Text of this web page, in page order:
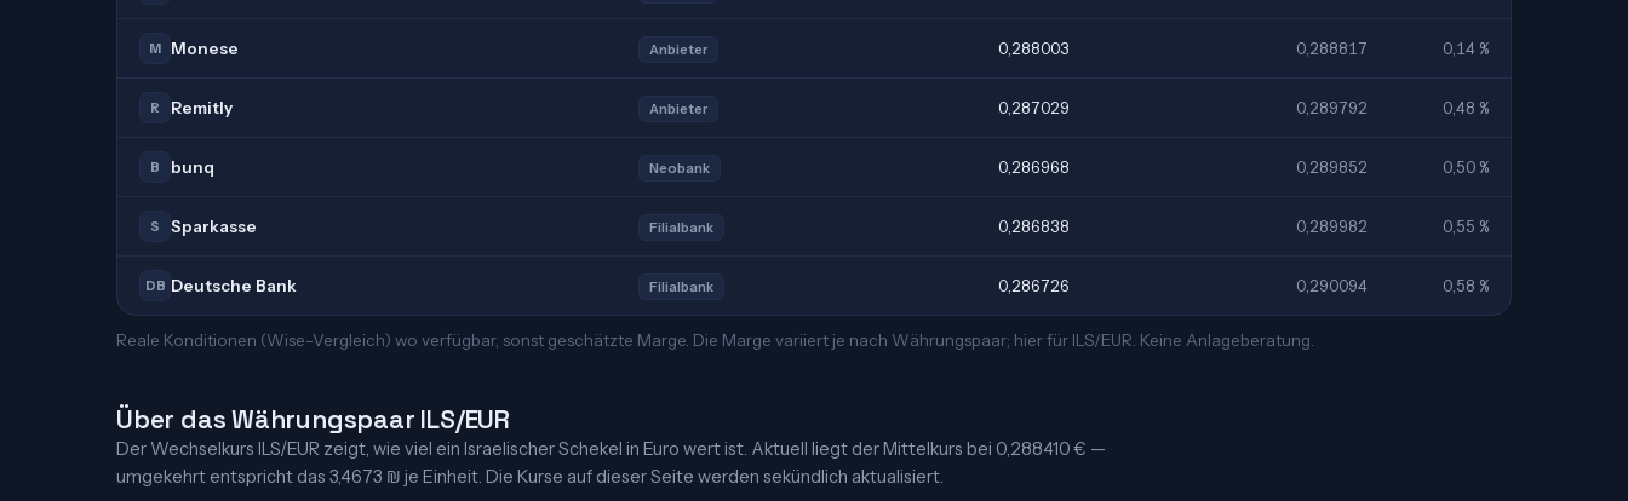
M Monese Anbieter 0,288003 0,288817 0,14 %
R Remitly Anbieter 0,287029 0,289792 0,48 %
B bunq Neobank 0,286968 0,289852 0,50 %
S Sparkasse Filialbank 0,286838 0,289982 0,55 %
DB Deutsche Bank Filialbank 0,286726 0,290094 0,58 %
Reale Konditionen (Wise-Vergleich) wo verfügbar, sonst geschätzte Marge. Die Marge variiert je nach Währungspaar; hier für ILS/EUR. Keine Anlageberatung.
Über das Währungspaar ILS/EUR
Der Wechselkurs ILS/EUR zeigt, wie viel ein Israelischer Schekel in Euro wert ist. Aktuell liegt der Mittelkurs bei 0,288410 € —
umgekehrt entspricht das 3,4673 ₪ je Einheit. Die Kurse auf dieser Seite werden sekündlich aktualisiert.